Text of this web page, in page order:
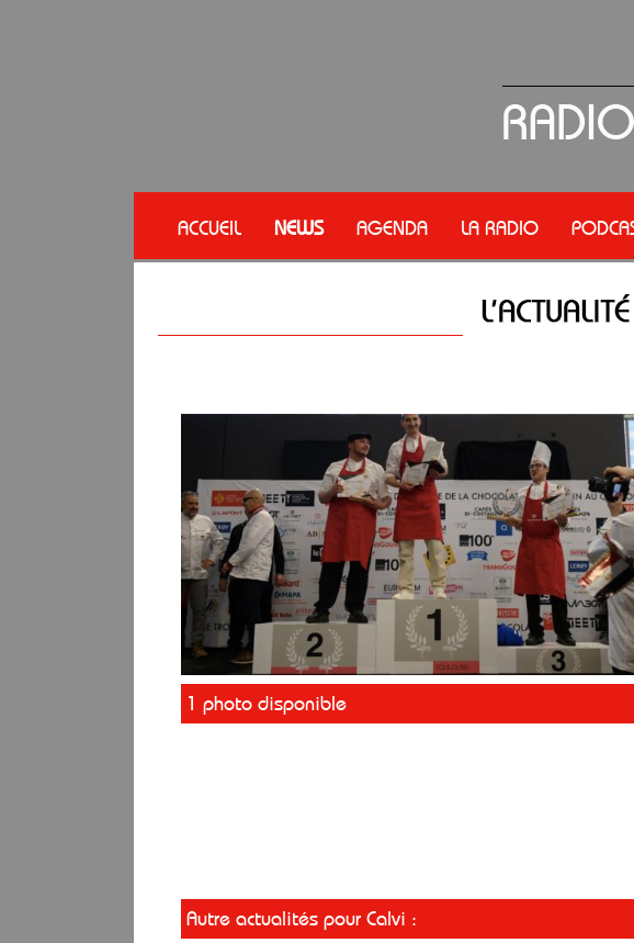
ACCUEIL NEWS AGENDA LA RADIO
1 photo disponible
Autre actualités pour Calvi :